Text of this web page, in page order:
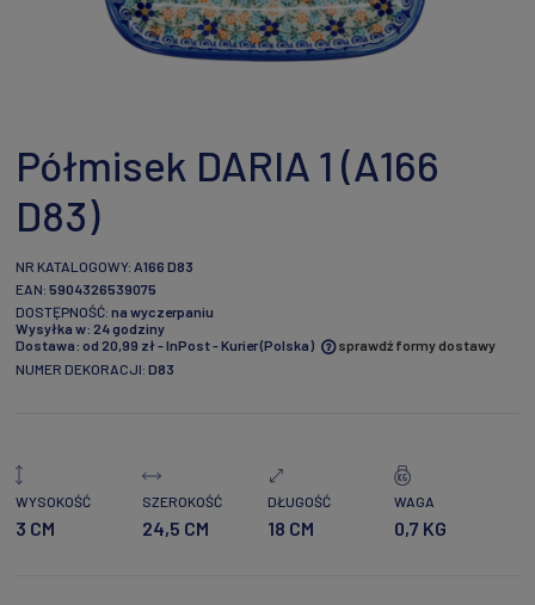
Półmisek DARIA 1 (A166
D83)
NR KATALOGOWY: A166 D83
EAN: 5904326539075
DOSTĘPNOŚĆ: na wyczerpaniu
Wysyłka w: 24 godziny
Dostawa: od 20,99 zł- InPost - Kurier(Polska)
Cena nie zawiera ewentualnych kosztów płatności
sprawdź formy dostawy
NUMER DEKORACJI: D83
WYSOKOŚĆ
3 CM
SZEROKOŚĆ
24,5 CM
DŁUGOŚĆ
18 CM
WAGA
0,7 KG